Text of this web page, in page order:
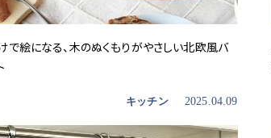
で絵になる、木のぬくもりがやさしい北欧風バ
キッチン 2025.04.09